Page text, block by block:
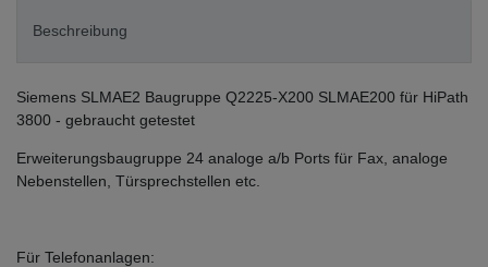
Beschreibung
Siemens SLMAE2 Baugruppe Q2225-X200 SLMAE200 für HiPath
3800 - gebraucht getestet
Erweiterungsbaugruppe 24 analoge a/b Ports für Fax, analoge
Nebenstellen, Türsprechstellen etc.
Für Telefonanlagen: